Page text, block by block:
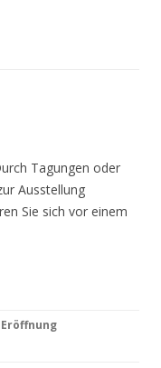
Tagungen oder
Ausstellung
Sie sich vor einem
Eröffnung